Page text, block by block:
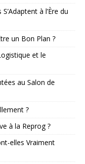
à l’Ère du
un Bon Plan ?
et le
au Salon de
?
à la Reprog ?
elles Vraiment